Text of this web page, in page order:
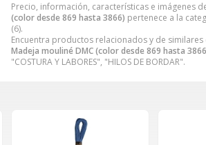
Precio, información, características e imágenes
(color desde 869 hasta 3866) pertenece a la
(6).
Encuentra productos relacionados y de similares
Madeja mouliné DMC (color desde 869 hasta
"COSTURA Y LABORES", "HILOS DE BORDAR".